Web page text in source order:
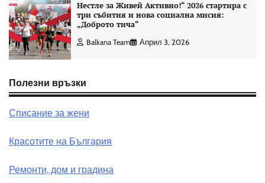
Нестле за Живей Активно!“ 2026 стартира с
три събития и нова социална мисия:
„Доброто тича“
Balkana Team Април 3, 2026
Полезни връзки
Списание за жени
Красотите на България
Ремонти, дом и градина